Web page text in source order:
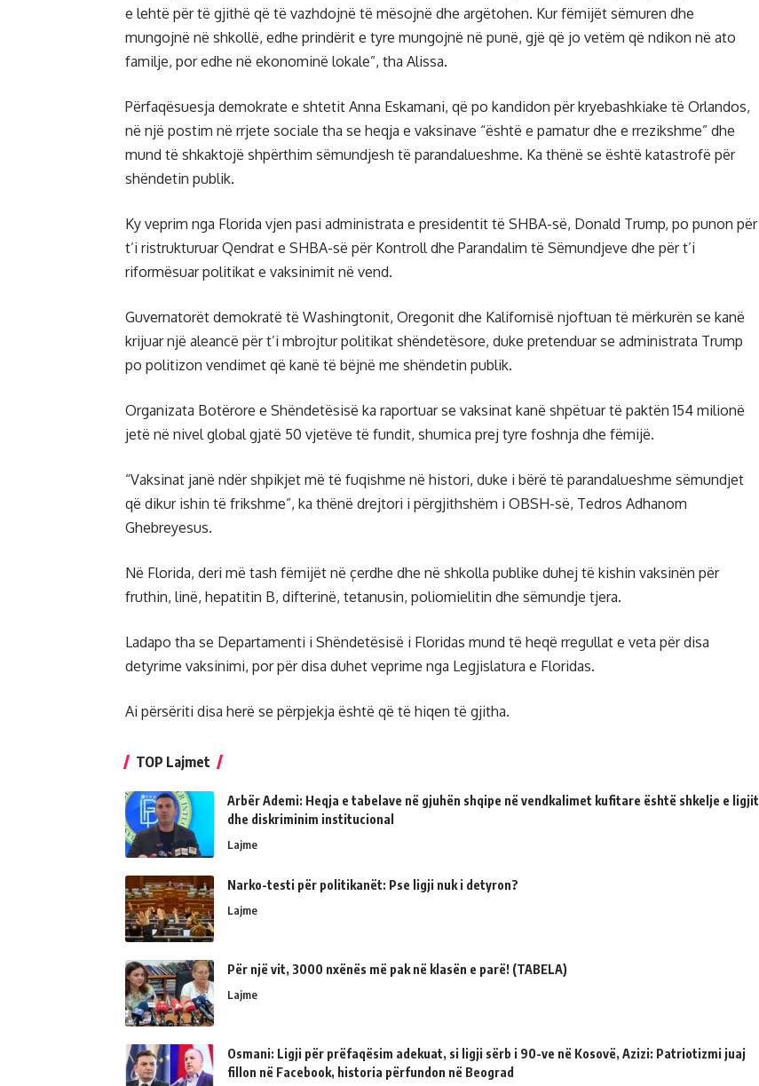
e lehtë për të gjithë që të vazhdojnë të mësojnë dhe argëtohen. Kur fëmijët sëmuren dhe
mungojnë në shkollë, edhe prindërit e tyre mungojnë në punë, gjë që jo vetëm që ndikon në ato
familje, por edhe në ekonominë lokale”, tha Alissa.
Përfaqësuesja demokrate e shtetit Anna Eskamani, që po kandidon për kryebashkiake të Orlandos,
në një postim në rrjete sociale tha se heqja e vaksinave “është e pamatur dhe e rrezikshme” dhe
mund të shkaktojë shpërthim sëmundjesh të parandalueshme. Ka thënë se është katastrofë për
shëndetin publik.
Ky veprim nga Florida vjen pasi administrata e presidentit të SHBA-së, Donald Trump, po punon për
t’i ristrukturuar Qendrat e SHBA-së për Kontroll dhe Parandalim të Sëmundjeve dhe për t’i
riformësuar politikat e vaksinimit në vend.
Guvernatorët demokratë të Washingtonit, Oregonit dhe Kalifornisë njoftuan të mërkurën se kanë
krijuar një aleancë për t’i mbrojtur politikat shëndetësore, duke pretenduar se administrata Trump
po politizon vendimet që kanë të bëjnë me shëndetin publik.
Organizata Botërore e Shëndetësisë ka raportuar se vaksinat kanë shpëtuar të paktën 154 milionë
jetë në nivel global gjatë 50 vjetëve të fundit, shumica prej tyre foshnja dhe fëmijë.
“Vaksinat janë ndër shpikjet më të fuqishme në histori, duke i bërë të parandalueshme sëmundjet
që dikur ishin të frikshme”, ka thënë drejtori i përgjithshëm i OBSH-së, Tedros Adhanom
Ghebreyesus.
Në Florida, deri më tash fëmijët në çerdhe dhe në shkolla publike duhej të kishin vaksinën për
fruthin, linë, hepatitin B, difterinë, tetanusin, poliomielitin dhe sëmundje tjera.
Ladapo tha se Departamenti i Shëndetësisë i Floridas mund të heqë rregullat e veta për disa
detyrime vaksinimi, por për disa duhet veprime nga Legjislatura e Floridas.
Ai përsëriti disa herë se përpjekja është që të hiqen të gjitha.
TOP Lajmet
Arbër Ademi: Heqja e tabelave në gjuhën shqipe në vendkalimet kufitare është shkelje e ligjit
dhe diskriminim institucional
Lajme
Narko-testi për politikanët: Pse ligji nuk i detyron?
Lajme
Për një vit, 3000 nxënës më pak në klasën e parë! (TABELA)
Lajme
Osmani: Ligji për prëfaqësim adekuat, si ligji sërb i 90-ve në Kosovë, Azizi: Patriotizmi juaj
fillon në Facebook, historia përfundon në Beograd